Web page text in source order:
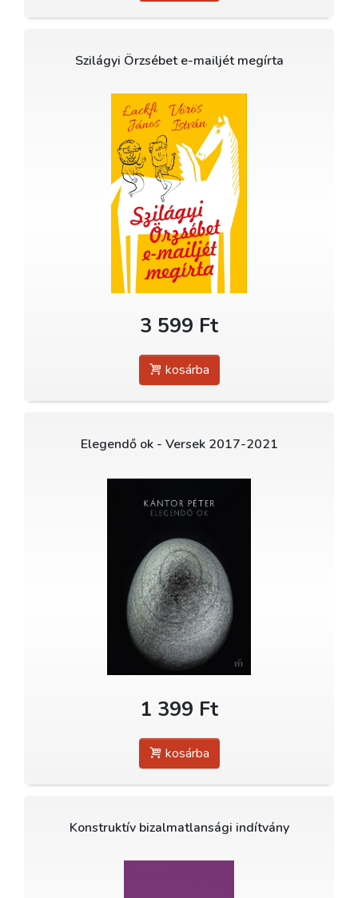
Szilágyi Örzsébet e-mailjét megírta
3 599 Ft
kosárba
Elegendő ok - Versek 2017-2021
1 399 Ft
kosárba
Konstruktív bizalmatlansági indítvány